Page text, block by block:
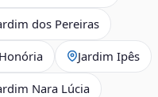
dos Pereiras
Jardim Ipês
Nara Lúcia